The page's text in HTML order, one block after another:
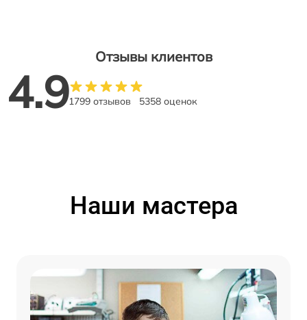
Отзывы клиентов
4.91799 отзывов 5358 оценок
Наши мастера